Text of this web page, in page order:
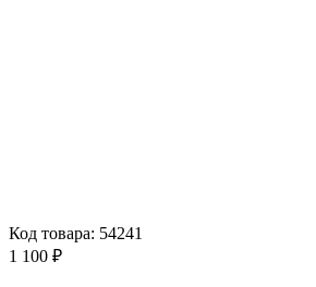
Код товара: 54241
1 100 ₽